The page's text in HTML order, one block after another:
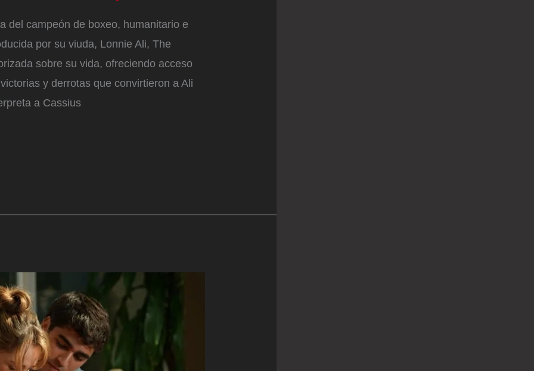
del campeón de boxeo, humanitario e
por su viuda, Lonnie Ali, The
sobre su vida, ofreciendo acceso
y derrotas que convirtieron a Ali
a Cassius